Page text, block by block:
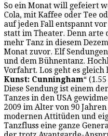
So ein Monat will gefeiert
Cola, mit Kaffee oder Tee
auf jeden Fall entspannt
statt im Theater. Denn arte
mehr Tanz in diesem
Monat zuvor. Elf
und dem Bühnentanz.
Vorfahrt. Los geht es gleich
Kunst: Cunningham“
Diese Sendung ist einem
Tanzes in den USA
2009 im Alter von 90
modernen Attitüden und
Tanzfluss eine ganze